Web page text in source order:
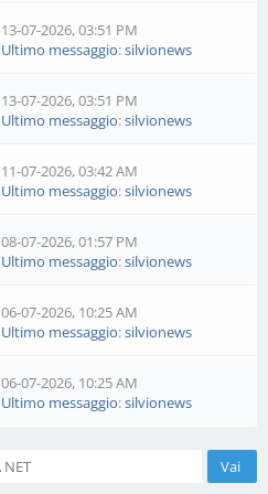
13-07-2026, 03:51 PM
Ultimo messaggio:silvionews
13-07-2026, 03:51 PM
Ultimo messaggio:silvionews
11-07-2026, 03:42 AM
Ultimo messaggio:silvionews
08-07-2026, 01:57 PM
Ultimo messaggio:silvionews
06-07-2026, 10:25 AM
Ultimo messaggio:silvionews
06-07-2026, 10:25 AM
Ultimo messaggio:silvionews